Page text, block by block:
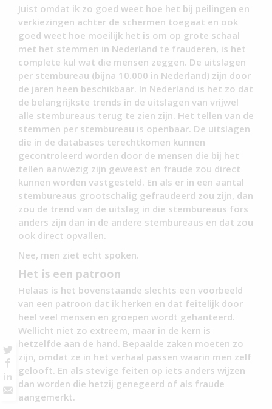
Juist omdat ik zo goed weet hoe het bij peilingen en
verkiezingen achter de schermen toegaat en ook
goed weet hoe moeilijk het is om op grote schaal
met het stemmen in Nederland te frauderen, is het
complete kul wat die mensen zeggen. De uitslagen
per stembureau (bijna 10.000 in Nederland) zijn door
de jaren heen beschikbaar. In Nederland is het zo dat
de belangrijkste trends in de uitslagen van vrijwel
alle stembureaus terug te zien zijn. Het tellen van de
stemmen per stembureau is openbaar. De uitslagen
die in de databases terechtkomen kunnen
gecontroleerd worden door de mensen die bij het
tellen aanwezig zijn geweest en fraude zou direct
kunnen worden vastgesteld. En als er in een aantal
stembureaus grootschalig gefraudeerd zou zijn, dan
zou de trend van de uitslag in die stembureaus fors
anders zijn dan in de andere stembureaus en dat zou
ook direct opvallen.
Nee, men ziet echt spoken.
Het is een patroon
Helaas is het bovenstaande slechts een voorbeeld
van een patroon dat ik herken en dat feitelijk door
heel veel mensen en groepen wordt gehanteerd.
Wellicht niet zo extreem, maar in de kern is
hetzelfde aan de hand. Bepaalde zaken moeten zo
zijn, omdat ze in het verhaal passen waarin men zelf
gelooft. En als stevige feiten op iets anders wijzen
dan worden die hetzij genegeerd of als fraude
aangemerkt.